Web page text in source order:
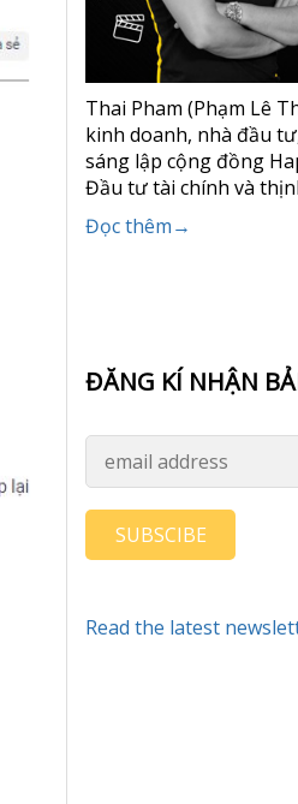
Thai Pham (Phạm Lê
kinh doanh, nhà đầu
sáng lập cộng đồng
Đầu tư tài chính và
Đọc thêm→
ĐĂNG KÍ NHẬN
SUBSCIBE
Read the latest